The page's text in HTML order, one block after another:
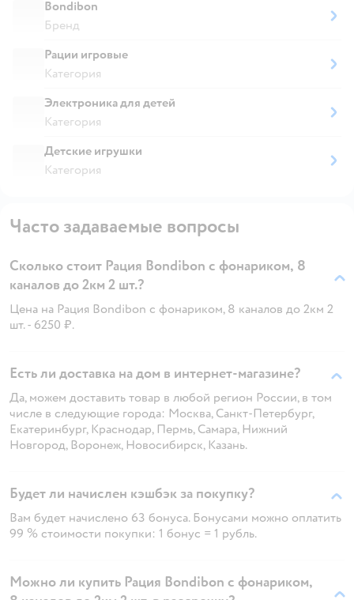
Bondibon
Бренд
Рации игровые
Категория
Электроника для детей
Категория
Детские игрушки
Категория
Часто задаваемые вопросы
Сколько стоит Рация Bondibon с фонариком, 8
каналов до 2км 2 шт.?
Цена на Рация Bondibon с фонариком, 8 каналов до 2км 2
шт. - 6250 ₽.
Есть ли доставка на дом в интернет-магазине?
Да, можем доставить товар в любой регион России, в том
числе в следующие города: Москва, Санкт-Петербург,
Екатеринбург, Краснодар, Пермь, Самара, Нижний
Новгород, Воронеж, Новосибирск, Казань.
Будет ли начислен кэшбэк за покупку?
Вам будет начислено 63 бонуса. Бонусами можно оплатить
99 % стоимости покупки: 1 бонус = 1 рубль.
Можно ли купить Рация Bondibon с фонариком,